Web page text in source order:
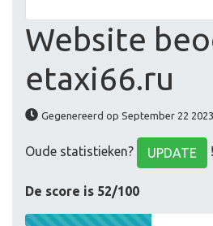
Website
etaxi66.ru
Gegenereerd op September 22
Oude statistieken? UPDATE !
De score is 52/100